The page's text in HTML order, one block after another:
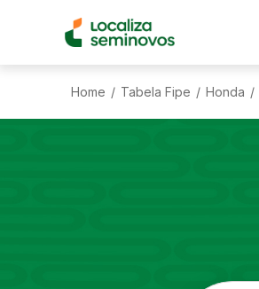
Home / Tabela Fipe / Honda /